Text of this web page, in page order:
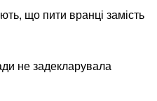
що пити вранці замість
не задекларувала